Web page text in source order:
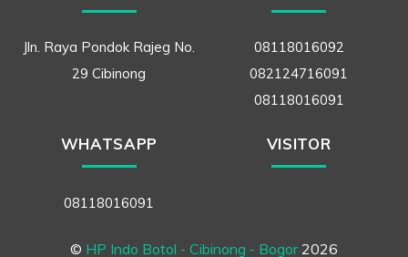
Jln. Raya Pondok Rajeg No.
29 Cibinong
08118016092
082124716091
08118016091
WHATSAPP
08118016091
VISITOR
© HP Indo Botol - Cibinong - Bogor2026